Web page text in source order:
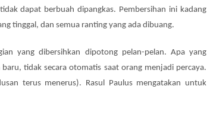
dapat berbuah dipangkas. Pembersihan ini kadang
tinggal, dan semua ranting yang ada dibuang.
yang dibersihkan dipotong pelan-pelan. Apa yang
tidak secara otomatis saat orang menjadi percaya.
terus menerus). Rasul Paulus mengatakan untuk